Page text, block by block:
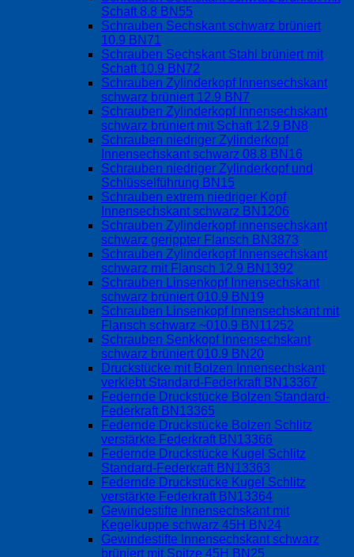
Schaft 8.8 BN55
Schrauben Sechskant schwarz brüniert
10.9 BN71
Schrauben Sechskant Stahl brüniert mit
Schaft 10.9 BN72
Schrauben Zylinderkopf Innensechskant
schwarz brüniert 12.9 BN7
Schrauben Zylinderkopf Innensechskant
schwarz brüniert mit Schaft 12.9 BN8
Schrauben niedriger Zylinderkopf
Innensechskant schwarz 08.8 BN16
Schrauben niedriger Zylinderkopf und
Schlüsselführung BN15
Schrauben extrem niedriger Kopf
Innensechskant schwarz BN1206
Schrauben Zylinderkopf innensechskant
schwarz gerippter Flansch BN3873
Schrauben Zylinderkopf Innensechskant
schwarz mit Flansch 12.9 BN1392
Schrauben Linsenkopf Innensechskant
schwarz brüniert 010.9 BN19
Schrauben Linsenkopf Innensechskant mit
Flansch schwarz ~010.9 BN11252
Schrauben Senkkopf Innensechskant
schwarz brüniert 010.9 BN20
Druckstücke mit Bolzen Innensechskant
verklebt Standard-Federkraft BN13367
Federnde Druckstücke Bolzen Standard-
Federkraft BN13365
Federnde Druckstücke Bolzen Schlitz
verstärkte Federkraft BN13366
Federnde Druckstücke Kugel Schlitz
Standard-Federkraft BN13363
Federnde Druckstücke Kugel Schlitz
verstärkte Federkraft BN13364
Gewindestifte Innensechskant mit
Kegelkuppe schwarz 45H BN24
Gewindestifte Innensechskant schwarz
brüniert mit Spitze 45H BN25